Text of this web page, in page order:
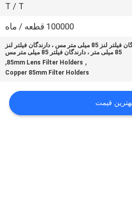
T / T
100000 قطعه / ماه
دارندگان فیلتر لنز 85 میلی متر مس ، دارندگان فیلتر لنز
85 میلی متر ، دارندگان فیلتر 85 میلی متر مس
,
85mm Lens Filter Holders
,
Copper 85mm Filter Holders
بهترین قیمت